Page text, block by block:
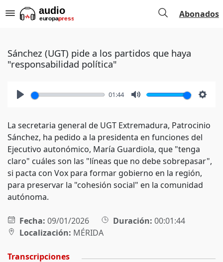
Abonados
Sánchez (UGT) pide a los partidos que haya
"responsabilidad política"
01:44
La secretaria general de UGT Extremadura, Patrocinio
Sánchez, ha pedido a la presidenta en funciones del
Ejecutivo autonómico, María Guardiola, que "tenga
claro" cuáles son las "líneas que no debe sobrepasar",
si pacta con Vox para formar gobierno en la región,
para preservar la "cohesión social" en la comunidad
autónoma.
Fecha: 09/01/2026 Duración: 00:01:44
Localización: MÉRIDA
Transcripciones